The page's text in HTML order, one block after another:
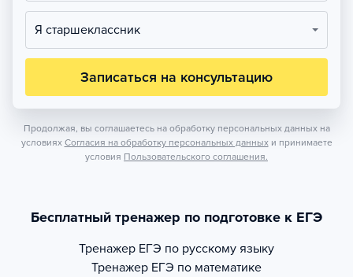
Я старшеклассник
Записаться на консультацию
Продолжая, вы соглашаетесь на обработку персональных данных на
условиях Согласия на обработку персональных данных и принимаете
условия Пользовательского соглашения.
Бесплатный тренажер по подготовке к ЕГЭ
Тренажер ЕГЭ по русскому языку
Тренажер ЕГЭ по математике